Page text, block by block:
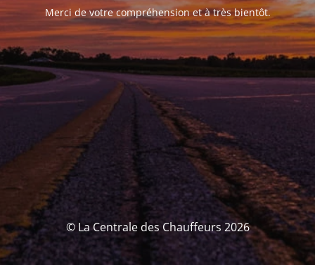
Merci de votre compréhension et à très bientôt.
© La Centrale des Chauffeurs 2026